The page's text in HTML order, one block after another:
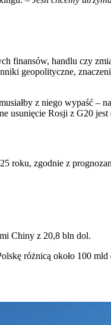
finansów, handlu czy
geopolityczne,
z niego wypaść –
Rosji z G20 jest
roku, zgodnie z
Chiny z 20,8 bln dol.
różnicą około 100